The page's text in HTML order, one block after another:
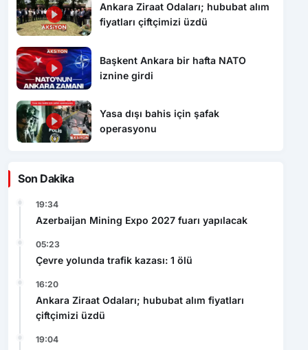
Ankara Ziraat Odaları; hububat alım
fiyatları çiftçimizi üzdü
Başkent Ankara bir hafta NATO
iznine girdi
Yasa dışı bahis için şafak
operasyonu
Son Dakika
19:34
Azerbaijan Mining Expo 2027 fuarı yapılacak
05:23
Çevre yolunda trafik kazası: 1 ölü
16:20
Ankara Ziraat Odaları; hububat alım fiyatları
çiftçimizi üzdü
19:04